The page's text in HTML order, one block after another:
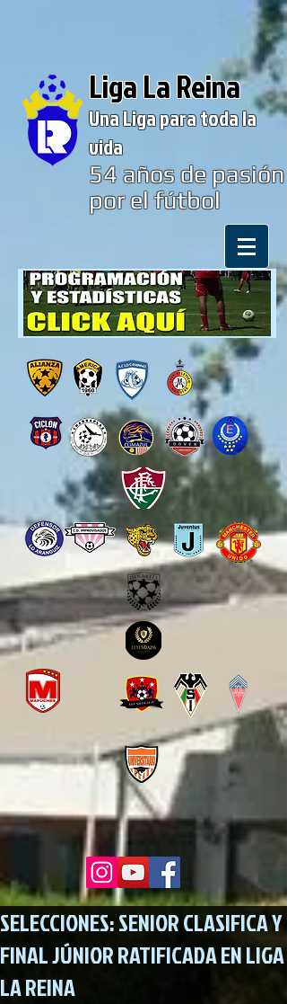
Liga La Reina
Una Liga para toda la
vida
54años de pasión
por el fútbol
SELECCIONES: SENIOR CLASIFICA Y
FINAL JÚNIOR RATIFICADA EN LIGA
LA REINA